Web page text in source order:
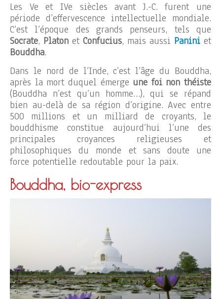
Les Ve et IVe siècles avant J.-C. furent une
période d’effervescence intellectuelle mondiale.
C’est l’époque des grands penseurs, tels que
Socrate, Platon et Confucius, mais aussi Panini et
Bouddha.
Dans le nord de l’Inde, c’est l’âge du Bouddha,
après la mort duquel émerge une foi non théiste
(Bouddha n’est qu’un homme…), qui se répand
bien au-delà de sa région d’origine. Avec entre
500 millions et un milliard de croyants, le
bouddhisme constitue aujourd’hui l’une des
principales croyances religieuses et
philosophiques du monde et sans doute une
force potentielle redoutable pour la paix.
Bouddha, bio-express